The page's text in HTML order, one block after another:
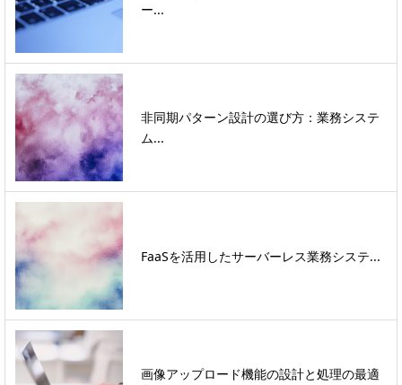
ー...
非同期パターン設計の選び方：業務システ
ム...
FaaSを活用したサーバーレス業務システ...
画像アップロード機能の設計と処理の最適